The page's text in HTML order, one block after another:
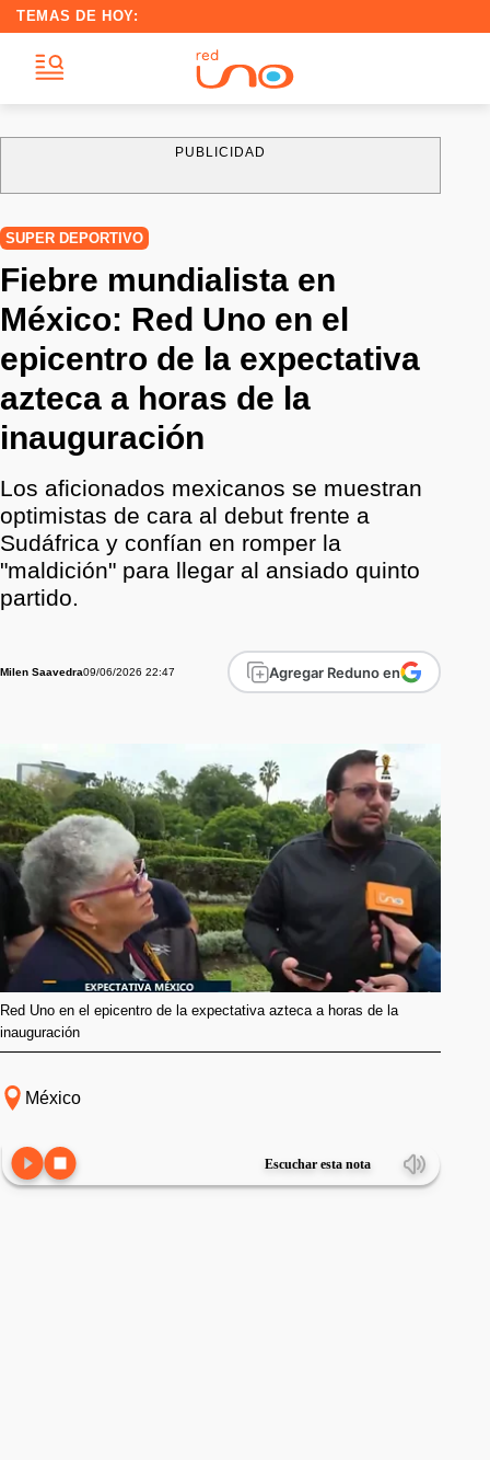
TEMAS DE HOY:
PUBLICIDAD
SUPER DEPORTIVO
Fiebre mundialista en
México: Red Uno en el
epicentro de la expectativa
azteca a horas de la
inauguración
Los aficionados mexicanos se muestran
optimistas de cara al debut frente a
Sudáfrica y confían en romper la
"maldición" para llegar al ansiado quinto
partido.
Milen Saavedra09/06/2026 22:47 Agregar Reduno en
Red Uno en el epicentro de la expectativa azteca a horas de la
inauguración
México
Escuchar esta nota